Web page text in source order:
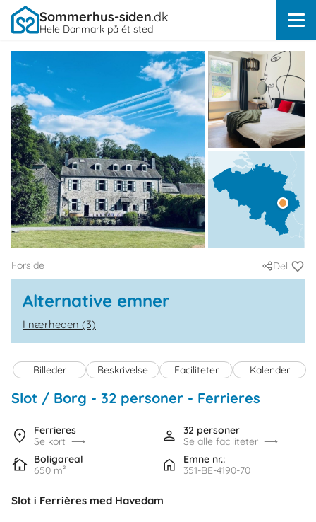
Sommerhus-siden.dk
Hele Danmark på ét sted
Forside Del
Alternative emner
I nærheden (3)
Billeder Beskrivelse Faciliteter Kalender
Slot / Borg - 32 personer - Ferrieres
Ferrieres
Se kort
32 personer
Se alle faciliteter
Boligareal
650 m²
Emne nr.:
351-BE-4190-70
Slot i Ferrières med Havedam